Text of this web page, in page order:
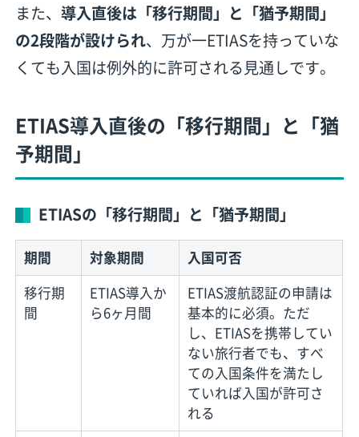
また、導入直後は「移行期間」と「猶予期間」
の2段階が設けられ、万が一ETIASを持っていな
くても入国は例外的に許可される見通しです。
ETIAS導入直後の「移行期間」と「猶
予期間」
ETIASの「移行期間」と「猶予期間」
期間 対象期間
入国可否
移行期
間
ETIAS導入か
ら6ヶ月間
ETIAS渡航認証の申請は
基本的に必須。ただ
し、ETIASを携帯してい
ない旅行者でも、すべ
ての入国条件を満たし
ていれば入国が許可さ
れる